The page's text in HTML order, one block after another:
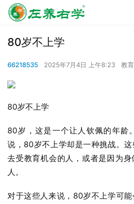
80岁不上学
66218535 2025年7月4日 上午8:23 教
80岁不上学
80岁，这是一个让人钦佩的年龄
说，80岁不上学却是一种挑战。
去受教育机会的人，或者是因为
人。
对于这些人来说，80岁不上学可